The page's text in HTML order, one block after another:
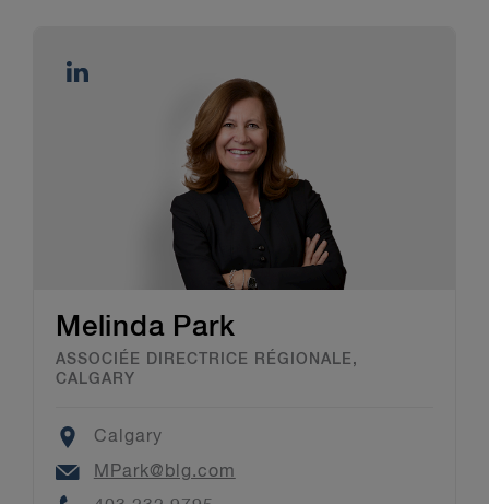
Melinda Park
ASSOCIÉE DIRECTRICE RÉGIONALE,
CALGARY
Location
Calgary
Email
MPark@blg.com